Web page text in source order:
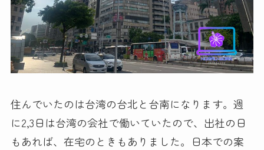
住んでいたのは台湾の台北と台南になります。週
に2,3日は台湾の会社で働いていたので、出社の日
もあれば、在宅のときもありました。日本での案